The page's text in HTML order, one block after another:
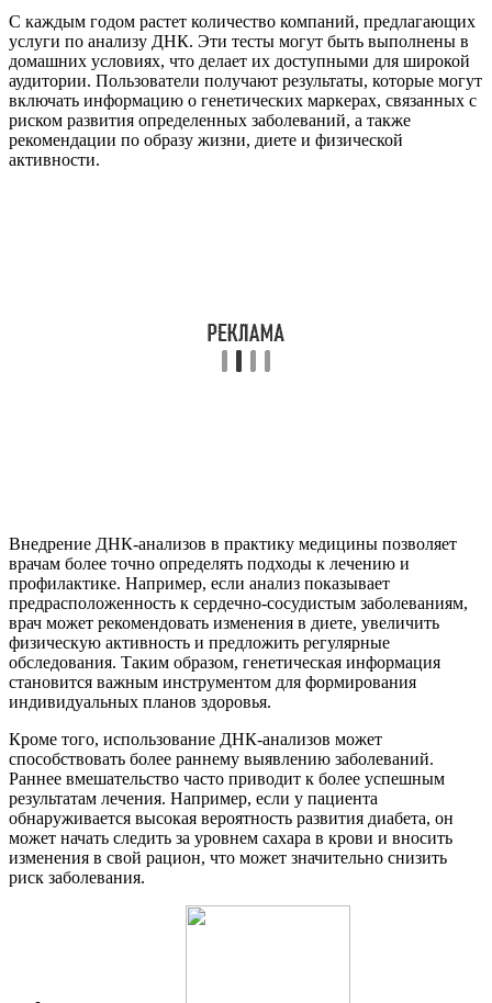
С каждым годом растет количество компаний, предлагающих
услуги по анализу ДНК. Эти тесты могут быть выполнены в
домашних условиях, что делает их доступными для широкой
аудитории. Пользователи получают результаты, которые могут
включать информацию о генетических маркерах, связанных с
риском развития определенных заболеваний, а также
рекомендации по образу жизни, диете и физической
активности.
Внедрение ДНК-анализов в практику медицины позволяет
врачам более точно определять подходы к лечению и
профилактике. Например, если анализ показывает
предрасположенность к сердечно-сосудистым заболеваниям,
врач может рекомендовать изменения в диете, увеличить
физическую активность и предложить регулярные
обследования. Таким образом, генетическая информация
становится важным инструментом для формирования
индивидуальных планов здоровья.
Кроме того, использование ДНК-анализов может
способствовать более раннему выявлению заболеваний.
Раннее вмешательство часто приводит к более успешным
результатам лечения. Например, если у пациента
обнаруживается высокая вероятность развития диабета, он
может начать следить за уровнем сахара в крови и вносить
изменения в свой рацион, что может значительно снизить
риск заболевания.